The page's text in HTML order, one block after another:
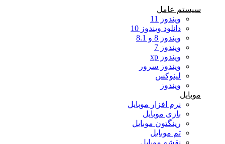
سیستم عامل
ویندوز 11
دانلود ویندوز 10
ویندوز 8 و 8.1
ویندوز 7
ویندوز xp
ویندوز سرور
لینوکس
ویندوز
موبایل
نرم افزار موبایل
بازی موبایل
رینگتون موبایل
تم موبایل
نقشه موبایل